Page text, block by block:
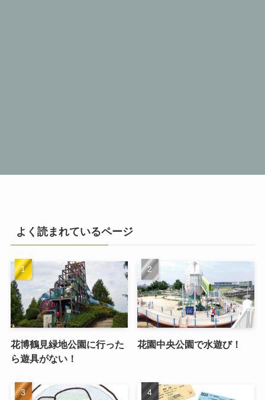
よく読まれているページ
花博鶴見緑地公園に行った
ら遊具がない！
花園中央公園で水遊び！